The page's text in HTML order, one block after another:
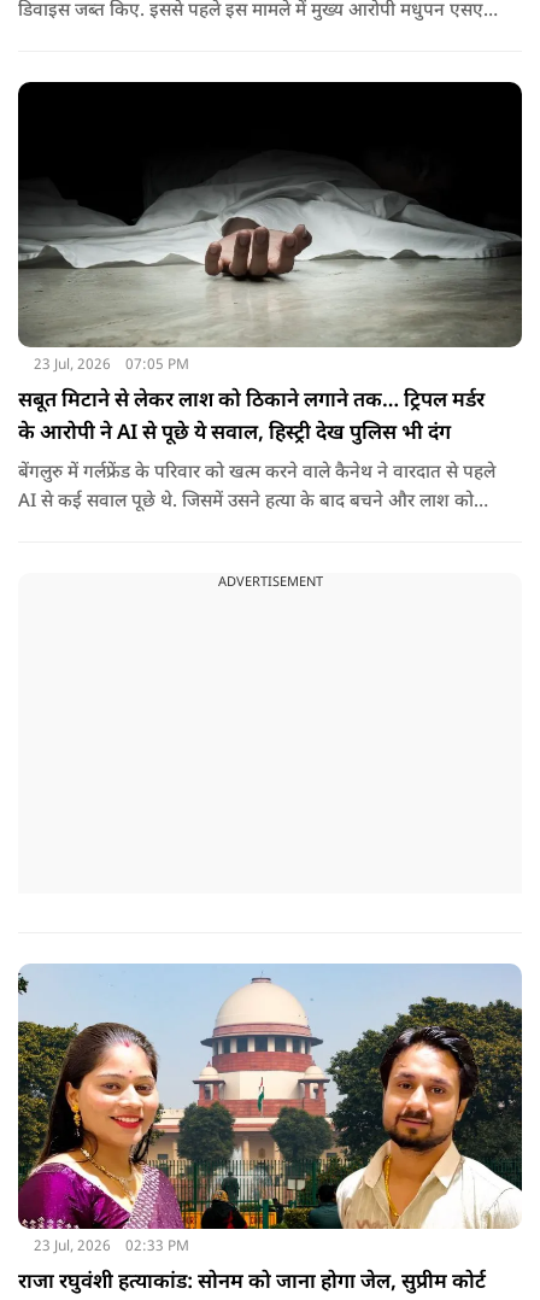
डिवाइस जब्त किए. इससे पहले इस मामले में मुख्य आरोपी मधुपन एसएस
23 Jul, 2026 07:05 PM
सबूत मिटाने से लेकर लाश को ठिकाने लगाने तक… ट्रिपल मर्डर
के आरोपी ने AI से पूछे ये सवाल, हिस्ट्री देख पुलिस भी दंग
बेंगलुरु में गर्लफ्रेंड के परिवार को खत्म करने वाले कैनेथ ने वारदात से पहले
AI से कई सवाल पूछे थे. जिसमें उसने हत्या के बाद बचने और लाश को
ADVERTISEMENT
23 Jul, 2026 02:33 PM
राजा रघुवंशी हत्याकांड: सोनम को जाना होगा जेल, सुप्रीम कोर्ट